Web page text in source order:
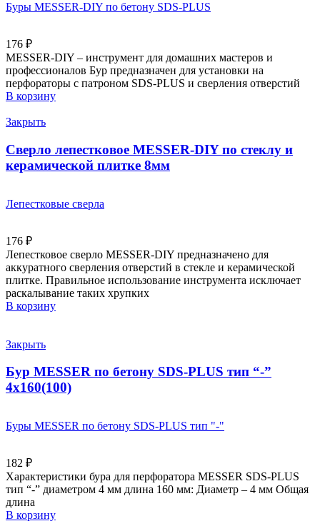
Буры MESSER-DIY по бетону SDS-PLUS
176 ₽
MESSER-DIY – инструмент для домашних мастеров и
профессионалов Бур предназначен для установки на
перфораторы с патроном SDS-PLUS и сверления отверстий
В корзину
Закрыть
Сверло лепестковое MESSER-DIY по стеклу и
керамической плитке 8мм
Лепестковые сверла
176 ₽
Лепестковое сверло MESSER-DIY предназначено для
аккуратного сверления отверстий в стекле и керамической
плитке. Правильное использование инструмента исключает
раскалывание таких хрупких
В корзину
Закрыть
Бур MESSER по бетону SDS-PLUS тип “-”
4х160(100)
Буры MESSER по бетону SDS-PLUS тип "-"
182 ₽
Характеристики бура для перфоратора MESSER SDS-PLUS
тип “-” диаметром 4 мм длина 160 мм: Диаметр – 4 мм Общая
длина
В корзину